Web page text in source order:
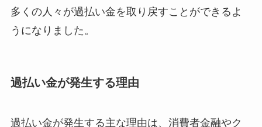
多くの人々が過払い金を取り戻すことができるよ
うになりました。
過払い金が発生する理由
過払い金が発生する主な理由は、消費者金融やク